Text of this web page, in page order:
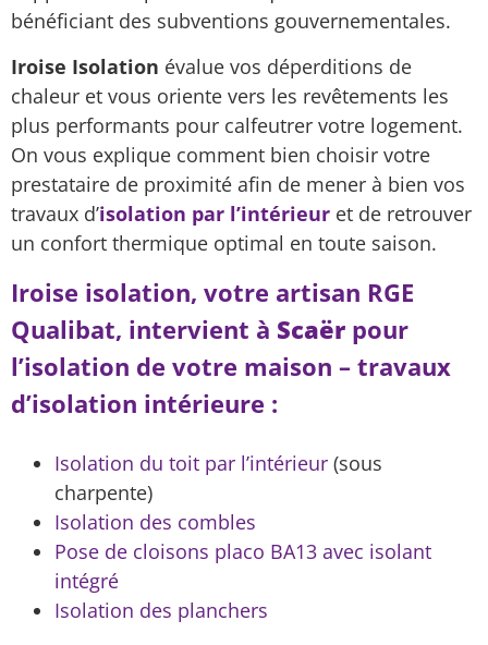
bénéficiant des subventions gouvernementales.
Iroise Isolation évalue vos déperditions de
chaleur et vous oriente vers les revêtements les
plus performants pour calfeutrer votre logement.
On vous explique comment bien choisir votre
prestataire de proximité afin de mener à bien vos
travaux d’isolation par l’intérieur et de retrouver
un confort thermique optimal en toute saison.
Iroise isolation, votre artisan RGE
Qualibat, intervient à Scaër pour
l’isolation de votre maison – travaux
d’isolation intérieure :
Isolation du toit par l’intérieur (sous
charpente)
Isolation des combles
Pose de cloisons placo BA13 avec isolant
intégré
Isolation des planchers